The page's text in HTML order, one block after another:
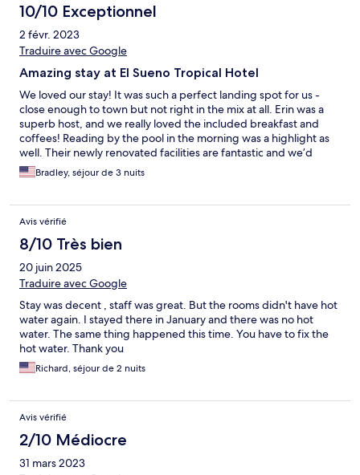
10/10 Exceptionnel
2 févr. 2023
Traduire avec Google
Amazing stay at El Sueno Tropical Hotel
We loved our stay! It was such a perfect landing spot for us -
close enough to town but not right in the mix at all. Erin was a
superb host, and we really loved the included breakfast and
coffees! Reading by the pool in the morning was a highlight as
well. Their newly renovated facilities are fantastic and we’d
recommend this hotel for sure!
Bradley, séjour de 3 nuits
Avis vérifié
8/10 Très bien
20 juin 2025
Traduire avec Google
Stay was decent , staff was great. But the rooms didn't have hot
water again. I stayed there in January and there was no hot
water. The same thing happened this time. You have to fix the
hot water. Thank you
Richard, séjour de 2 nuits
Avis vérifié
2/10 Médiocre
31 mars 2023